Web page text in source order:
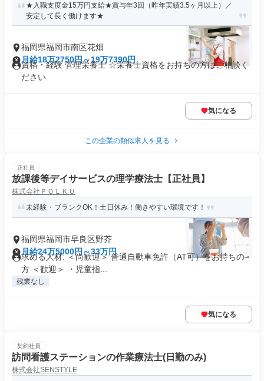
★入職支度金15万円支給★賞与年3回（昨年実績3.5ヶ月以上）／
安定して長く働けます★
福岡県福岡市南区花畑
月給18万2750円～19万7390円
資格・経験 管理栄養士 ☆栄養士資格をお持ちの方はご相談く
ださい
気になる
この企業の類似求人を見る
正社員
放課後等デイサービスの理学療法士【正社員】
株式会社ＰＯＬＫＵ
未経験・ブランクOK！土日休み！働きやすい環境です！
福岡県福岡市早良区野芥
月給24万5000円～33万円
求める人材: ＜尚歓迎＞ 普通自動車免許（AT可）をお持ちの
方 ＜歓迎＞ ・児童指...
残業なし
気になる
契約社員
訪問看護ステーションの作業療法士(日勤のみ)
株式会社SENSTYLE